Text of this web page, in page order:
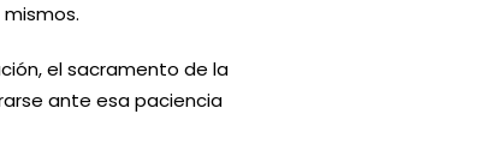
el sacramento de la
ante esa paciencia